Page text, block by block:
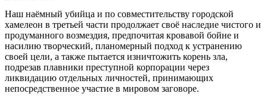
Наш наёмный убийца и по совместительству городской
хамелеон в третьей части продолжает своё наследие чистого и
продуманного возмездия, предпочитая кровавой бойне и
насилию творческий, планомерный подход к устранению
своей цели, а также пытается изничтожить корень зла,
подрезав плавники преступной корпорации через
ликвидацию отдельных личностей, принимающих
непосредственное участие в мировом заговоре.